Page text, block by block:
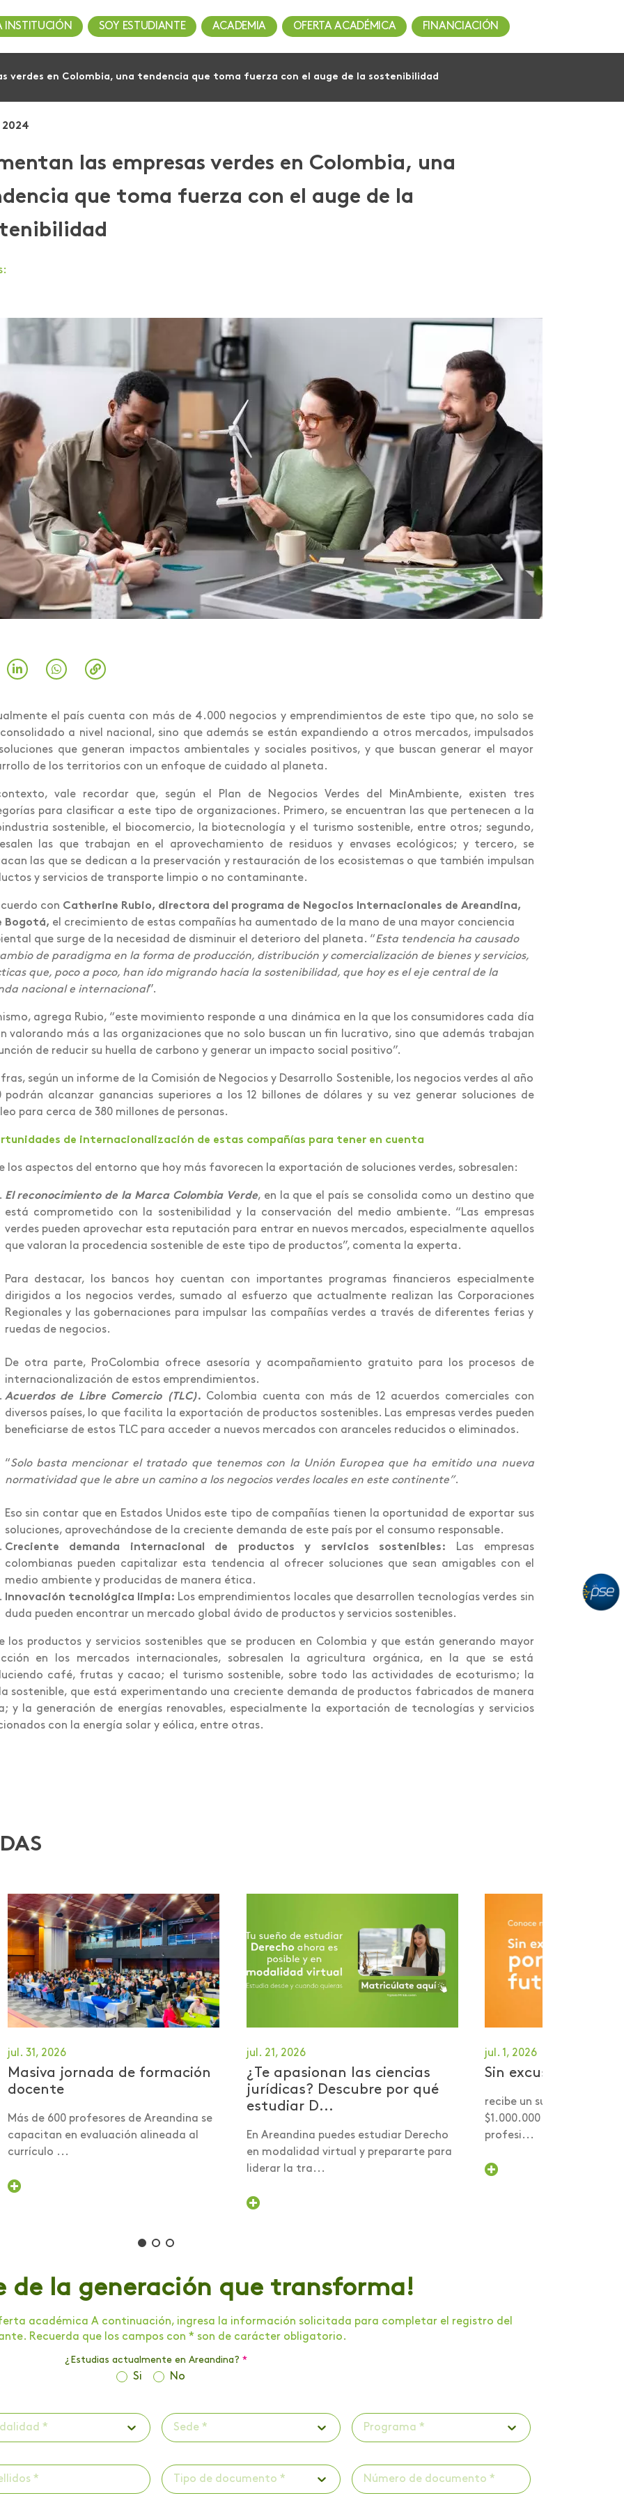
INSTITUCIÓN SOY ESTUDIANTE ACADEMIA OFERTA ACADÉMICA FINANCIACIÓN
verdes en Colombia, una tendencia que toma fuerza con el auge de la sostenibilidad
2024
las empresas verdes en Colombia, una
que toma fuerza con el auge de la
el país cuenta con más de 4.000 negocios y emprendimientos de este tipo que, no solo se
a nivel nacional, sino que además se están expandiendo a otros mercados, impulsados
que generan impactos ambientales y sociales positivos, y que buscan generar el mayor
de los territorios con un enfoque de cuidado al planeta.
vale recordar que, según el Plan de Negocios Verdes del MinAmbiente, existen tres
para clasificar a este tipo de organizaciones. Primero, se encuentran las que pertenecen a la
sostenible, el biocomercio, la biotecnología y el turismo sostenible, entre otros; segundo,
las que trabajan en el aprovechamiento de residuos y envases ecológicos; y tercero, se
las que se dedican a la preservación y restauración de los ecosistemas o que también impulsan
y servicios de transporte limpio o no contaminante.
con Catherine Rubio, directora del programa de Negocios Internacionales de Areandina,
Bogotá, el crecimiento de estas compañías ha aumentado de la mano de una mayor conciencia
que surge de la necesidad de disminuir el deterioro del planeta. “Esta tendencia ha causado
de paradigma en la forma de producción, distribución y comercialización de bienes y servicios,
que, poco a poco, han ido migrando hacía la sostenibilidad, que hoy es el eje central de la
nacional e internacional”.
agrega Rubio, “este movimiento responde a una dinámica en la que los consumidores cada día
valorando más a las organizaciones que no solo buscan un fin lucrativo, sino que además trabajan
de reducir su huella de carbono y generar un impacto social positivo”.
según un informe de la Comisión de Negocios y Desarrollo Sostenible, los negocios verdes al año
podrán alcanzar ganancias superiores a los 12 billones de dólares y su vez generar soluciones de
para cerca de 380 millones de personas.
de internacionalización de estas compañías para tener en cuenta
los aspectos del entorno que hoy más favorecen la exportación de soluciones verdes, sobresalen:
El reconocimiento de la Marca Colombia Verde, en la que el país se consolida como un destino que
está comprometido con la sostenibilidad y la conservación del medio ambiente. “Las empresas
verdes pueden aprovechar esta reputación para entrar en nuevos mercados, especialmente aquellos
que valoran la procedencia sostenible de este tipo de productos”, comenta la experta.
Para destacar, los bancos hoy cuentan con importantes programas financieros especialmente
dirigidos a los negocios verdes, sumado al esfuerzo que actualmente realizan las Corporaciones
Regionales y las gobernaciones para impulsar las compañías verdes a través de diferentes ferias y
ruedas de negocios.
De otra parte, ProColombia ofrece asesoría y acompañamiento gratuito para los procesos de
internacionalización de estos emprendimientos.
Acuerdos de Libre Comercio (TLC). Colombia cuenta con más de 12 acuerdos comerciales con
diversos países, lo que facilita la exportación de productos sostenibles. Las empresas verdes pueden
beneficiarse de estos TLC para acceder a nuevos mercados con aranceles reducidos o eliminados.
“Solo basta mencionar el tratado que tenemos con la Unión Europea que ha emitido una nueva
normatividad que le abre un camino a los negocios verdes locales en este continente”.
Eso sin contar que en Estados Unidos este tipo de compañías tienen la oportunidad de exportar sus
soluciones, aprovechándose de la creciente demanda de este país por el consumo responsable.
Creciente demanda internacional de productos y servicios sostenibles: Las empresas
colombianas pueden capitalizar esta tendencia al ofrecer soluciones que sean amigables con el
medio ambiente y producidas de manera ética.
Innovación tecnológica limpia: Los emprendimientos locales que desarrollen tecnologías verdes sin
duda pueden encontrar un mercado global ávido de productos y servicios sostenibles.
los productos y servicios sostenibles que se producen en Colombia y que están generando mayor
en los mercados internacionales, sobresalen la agricultura orgánica, en la que se está
café, frutas y cacao; el turismo sostenible, sobre todo las actividades de ecoturismo; la
sostenible, que está experimentando una creciente demanda de productos fabricados de manera
y la generación de energías renovables, especialmente la exportación de tecnologías y servicios
con la energía solar y eólica, entre otras.
jul. 31, 2026
Masiva jornada de formación
docente
Más de 600 profesores de Areandina se
capacitan en evaluación alineada al
currículo ...
jul. 21, 2026
¿Te apasionan las ciencias
jurídicas? Descubre por qué
estudiar D...
En Areandina puedes estudiar Derecho
en modalidad virtual y prepararte para
liderar la tra...
jul. 1, 2026
Sin excusas por tu
recibe un subsidio desde
$1.000.000 para
profesi...
de la generación que transforma!
académica A continuación, ingresa la información solicitada para completar el registro del
Recuerda que los campos con * son de carácter obligatorio.
¿Estudias actualmente en Areandina? *
Si No
* Sede * Programa *
Tipo de documento *